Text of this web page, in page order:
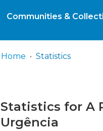
Communities &
Home Statistics
Statistics for A
Urgência